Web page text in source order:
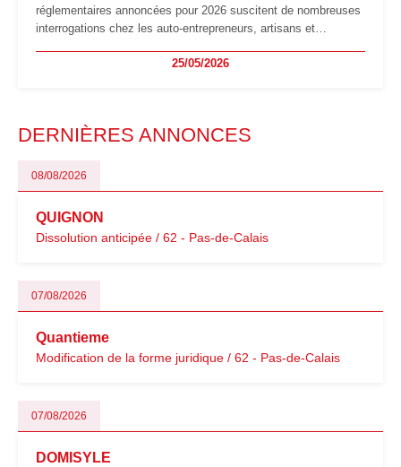
réglementaires annoncées pour 2026 suscitent de nombreuses
interrogations chez les auto-entrepreneurs, artisans et
facturation ou risque de bascule vers la TVA : les règles
25/05/2026
DERNIÈRES ANNONCES
08/08/2026
QUIGNON
Dissolution anticipée / 62 - Pas-de-Calais
07/08/2026
Quantieme
Modification de la forme juridique / 62 - Pas-de-Calais
07/08/2026
DOMISYLE